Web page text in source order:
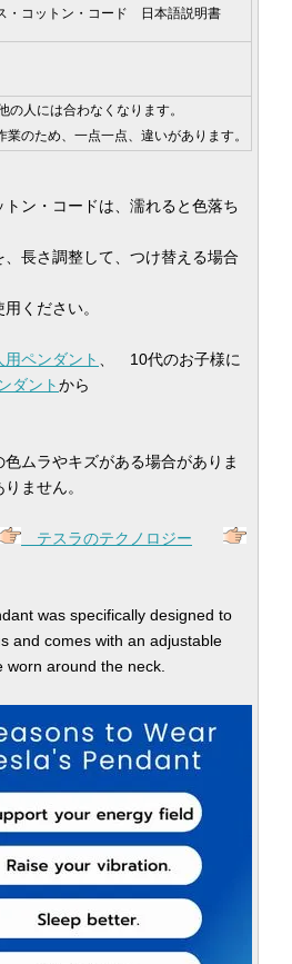
・コットン・コード 日本語説明書
の人には合わなくなります。
のため、一点一点、違いがあります。
ン・コードは、濡れると色落ち
長さ調整して、つけ替える場合
用ください。
ペンダント
、 10代のお子様に
ダントから
ムラやキズがある場合がありま
ません。
テスラのテクノロジー
was specifically designed to
and comes with an adjustable
around the neck.